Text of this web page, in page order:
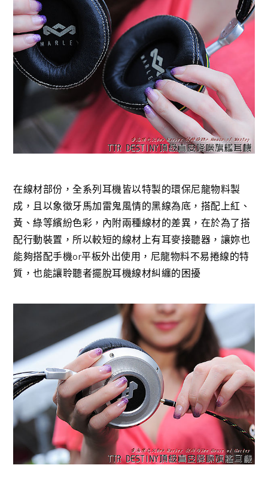
在線材部份，全系列耳機皆以特製的環保尼龍物料製
成，且以象徵牙馬加雷鬼風情的黑線為底，搭配上紅、
黃、綠等繽紛色彩，內附兩種線材的差異，在於為了搭
配行動裝置，所以較短的線材上有耳麥接聽器，讓妳也
能夠搭配手機or平板外出使用，尼龍物料不易捲線的特
質，也能讓聆聽者擺脫耳機線材糾纏的困擾